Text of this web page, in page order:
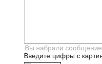
Введите цифры с